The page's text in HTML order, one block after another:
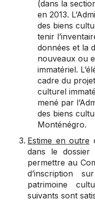
(dans la
en 2013.
des biens
tenir
données et la
nouveaux ou
immatériel.
cadre du
culturel
mené par
des biens
Monténégro.
Estime en outre
dans le
permettre au
d’inscription
patrimoine
suivants sont